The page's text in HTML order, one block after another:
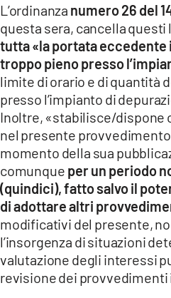
L’ordinanza numero 26 del
questa sera, cancella questi
tutta «la portata
troppo pieno presso
limite di orario e di quantità
presso l’impianto di
Inoltre, «stabilisce/dispone
nel presente
momento della sua
comunque per un periodo
(quindici), fatto salvo il
di adottare altri
modificativi del presente,
l’insorgenza di situazioni
valutazione degli interessi
revisione dei provvedimenti